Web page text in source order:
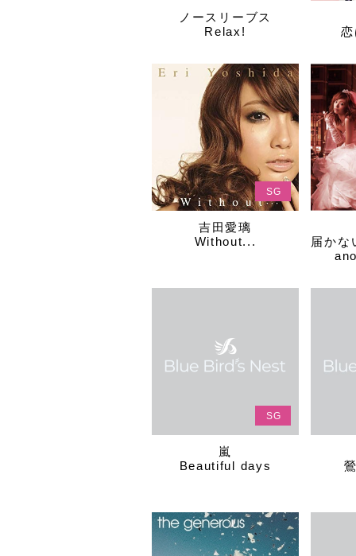
ノースリーブス
Relax!
SG
吉田愛璃
Without...
届かな
SG
嵐
Beautiful days